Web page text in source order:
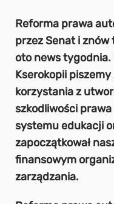
Reforma prawa
przez Senat i
oto news
Kserokopii
korzystania z
szkodliwości
systemu edukacji
zapoczątkował
finansowym
zarządzania.